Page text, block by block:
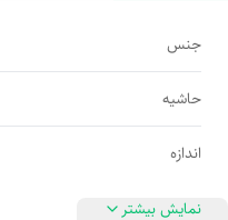
جنس
حاشیه
اندازه
نمایش بیشتر